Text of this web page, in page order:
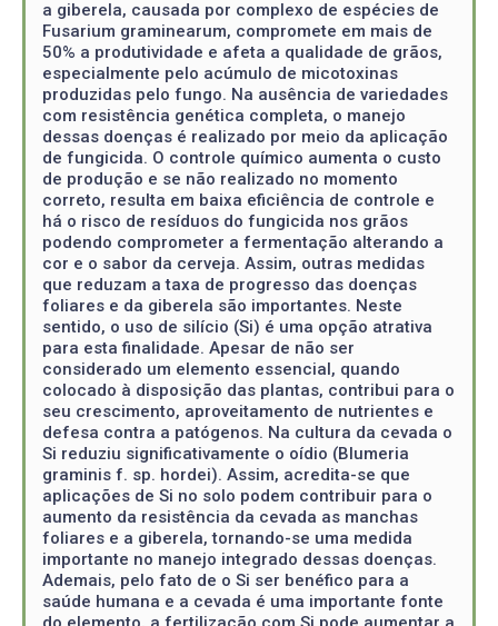
a giberela, causada por complexo de espécies de
Fusarium graminearum, compromete em mais de
50% a produtividade e afeta a qualidade de grãos,
especialmente pelo acúmulo de micotoxinas
produzidas pelo fungo. Na ausência de variedades
com resistência genética completa, o manejo
dessas doenças é realizado por meio da aplicação
de fungicida. O controle químico aumenta o custo
de produção e se não realizado no momento
correto, resulta em baixa eficiência de controle e
há o risco de resíduos do fungicida nos grãos
podendo comprometer a fermentação alterando a
cor e o sabor da cerveja. Assim, outras medidas
que reduzam a taxa de progresso das doenças
foliares e da giberela são importantes. Neste
sentido, o uso de silício (Si) é uma opção atrativa
para esta finalidade. Apesar de não ser
considerado um elemento essencial, quando
colocado à disposição das plantas, contribui para o
seu crescimento, aproveitamento de nutrientes e
defesa contra a patógenos. Na cultura da cevada o
Si reduziu significativamente o oídio (Blumeria
graminis f. sp. hordei). Assim, acredita-se que
aplicações de Si no solo podem contribuir para o
aumento da resistência da cevada as manchas
foliares e a giberela, tornando-se uma medida
importante no manejo integrado dessas doenças.
Ademais, pelo fato de o Si ser benéfico para a
saúde humana e a cevada é uma importante fonte